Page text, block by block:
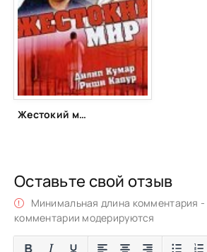
Жестокий мир (1984)
Оставьте свой отзыв
Минимальная длина комментария -
комментарии модерируются